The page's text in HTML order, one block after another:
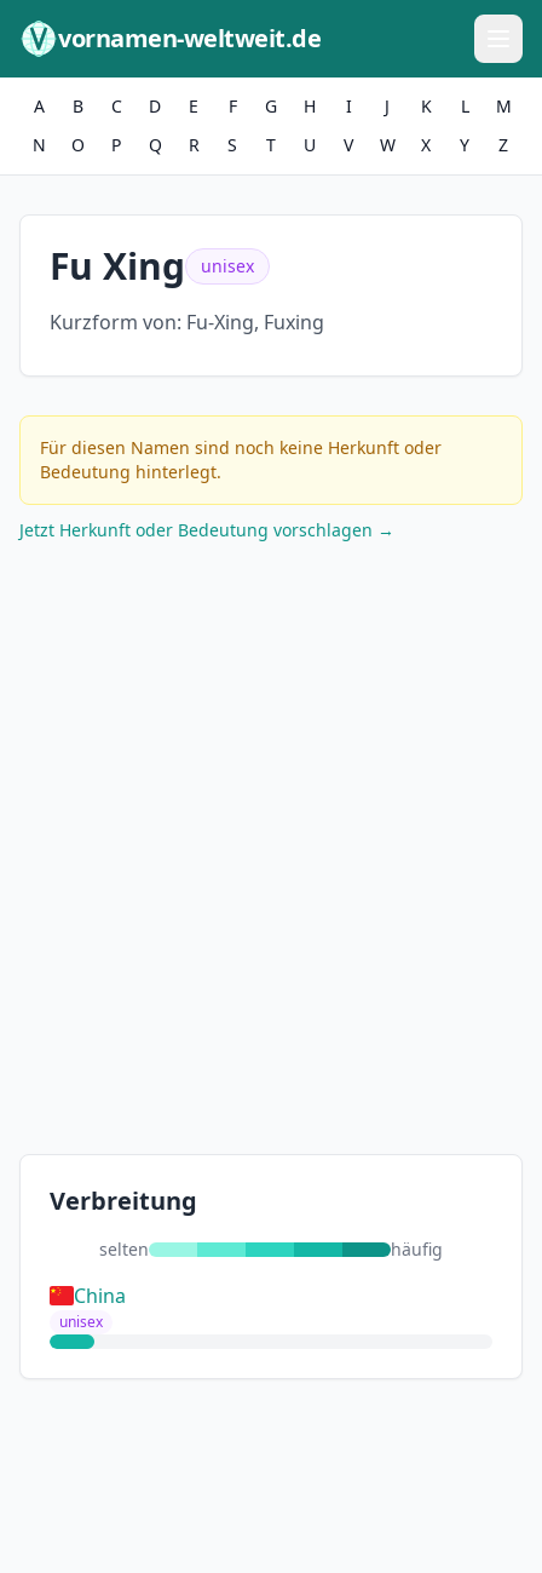
vornamen-weltweit.de
A B C D E F G H I J K L
M
N
O P Q R S T U V W X Y Z
Fu Xing unisex
Kurzform von: Fu-Xing, Fuxing
Für diesen Namen sind noch keine Herkunft oder
Bedeutung hinterlegt.
Jetzt Herkunft oder Bedeutung vorschlagen →
Verbreitung
selten häufig
China
unisex